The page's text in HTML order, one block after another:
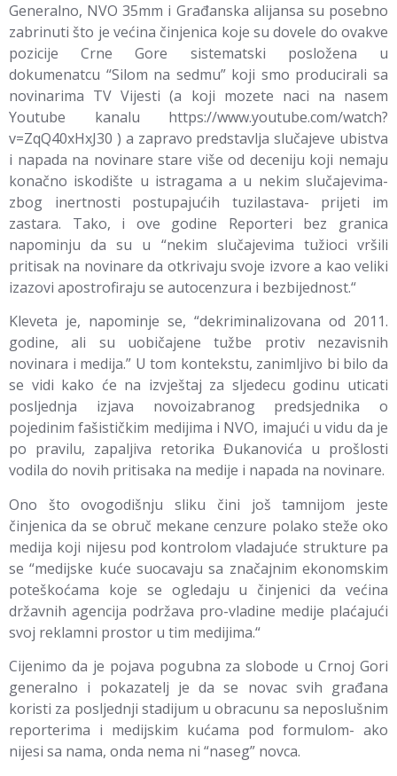
Generalno, NVO 35mm i Građanska alijansa su posebno
zabrinuti što je većina činjenica koje su dovele do ovakve
pozicije Crne Gore sistematski posložena u
dokumenatcu “Silom na sedmu” koji smo producirali sa
novinarima TV Vijesti (a koji mozete naci na nasem
Youtube kanalu https://www.youtube.com/watch?
v=ZqQ40xHxJ30 ) a zapravo predstavlja slučajeve ubistva
i napada na novinare stare više od deceniju koji nemaju
konačno iskodište u istragama a u nekim slučajevima-
zbog inertnosti postupajućih tuzilastava- prijeti im
zastara. Tako, i ove godine Reporteri bez granica
napominju da su u “nekim slučajevima tužioci vršili
pritisak na novinare da otkrivaju svoje izvore a kao veliki
izazovi apostrofiraju se autocenzura i bezbijednost.“
Kleveta je, napominje se, “dekriminalizovana od 2011.
godine, ali su uobičajene tužbe protiv nezavisnih
novinara i medija.” U tom kontekstu, zanimljivo bi bilo da
se vidi kako će na izvještaj za sljedecu godinu uticati
posljednja izjava novoizabranog predsjednika o
pojedinim fašističkim medijima i NVO, imajući u vidu da je
po pravilu, zapaljiva retorika Đukanovića u prošlosti
vodila do novih pritisaka na medije i napada na novinare.
Ono što ovogodišnju sliku čini još tamnijom jeste
činjenica da se obruč mekane cenzure polako steže oko
medija koji nijesu pod kontrolom vladajuće strukture pa
se “medijske kuće suocavaju sa značajnim ekonomskim
poteškoćama koje se ogledaju u činjenici da većina
državnih agencija podržava pro-vladine medije plaćajući
svoj reklamni prostor u tim medijima.“
Cijenimo da je pojava pogubna za slobode u Crnoj Gori
generalno i pokazatelj je da se novac svih građana
koristi za posljednji stadijum u obracunu sa neposlušnim
reporterima i medijskim kućama pod formulom- ako
nijesi sa nama, onda nema ni “naseg” novca.